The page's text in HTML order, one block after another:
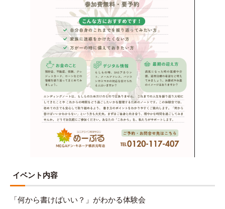
イベント内容
「何から書けばいい？」がわかる体験会